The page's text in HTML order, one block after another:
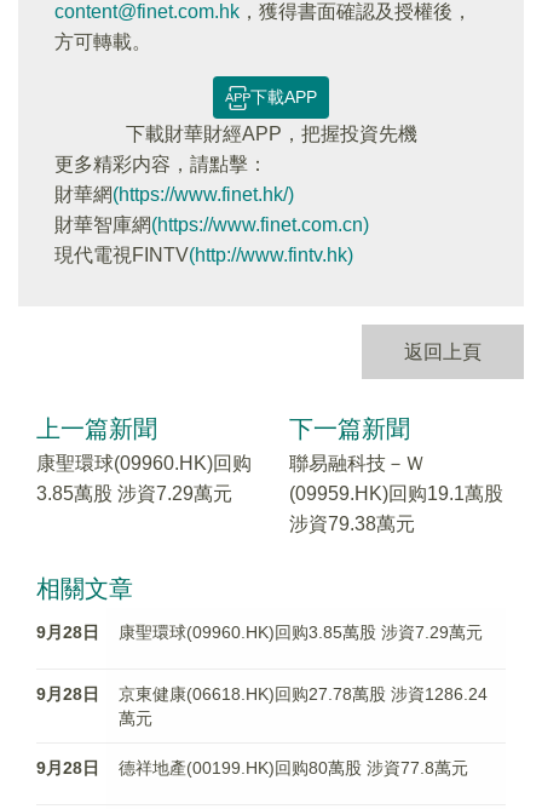
content@finet.com.hk ，獲得書面確認及授權後，
方可轉載。
下載APP
下載財華財經APP，把握投資先機
更多精彩内容，請點擊：
財華網(https://www.finet.hk/)
財華智庫網(https://www.finet.com.cn)
現代電視FINTV(http://www.fintv.hk)
返回上頁
上一篇新聞
康聖環球(09960.HK)回购
3.85萬股 涉資7.29萬元
下一篇新聞
聯易融科技－Ｗ
(09959.HK)回购19.1萬股
涉資79.38萬元
相關文章
9月28日 康聖環球(09960.HK)回购3.85萬股 涉資7.29萬元
9月28日
京東健康(06618.HK)回购27.78萬股 涉資1286.24
萬元
9月28日 德祥地產(00199.HK)回购80萬股 涉資77.8萬元